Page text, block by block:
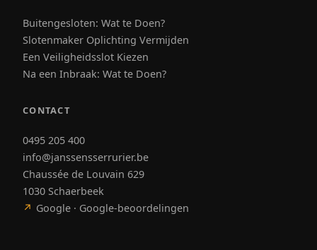
Buitengesloten: Wat te Doen?
Slotenmaker Oplichting Vermijden
Een Veiligheidsslot Kiezen
Na een Inbraak: Wat te Doen?
CONTACT
0495 205 400
info@janssensserrurier.be
Chaussée de Louvain 629
1030 Schaerbeek
↗ Google · Google-beoordelingen